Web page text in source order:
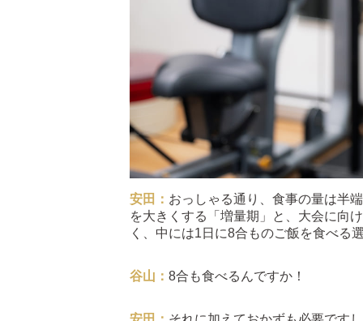
安田： おっしゃる通り、食事の量は半
を大きくする「増量期」と、大会に向
く、中には1日に8合ものご飯を食べる
谷山： 8合も食べるんですか！